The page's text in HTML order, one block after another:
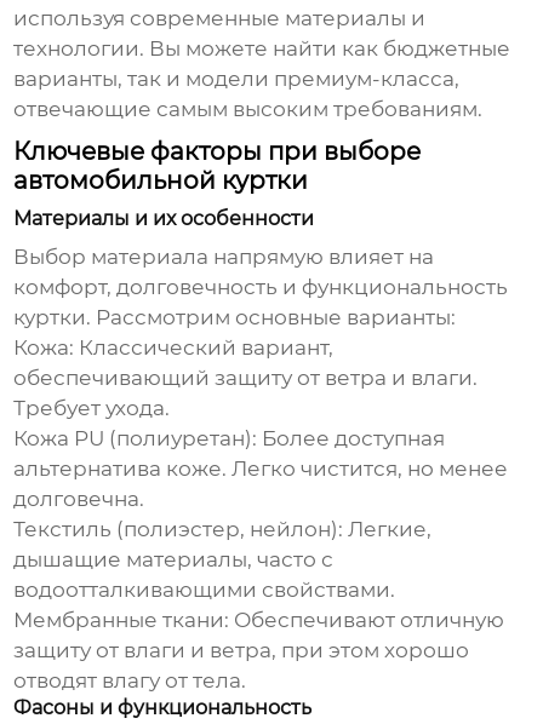
используя современные материалы и
технологии. Вы можете найти как бюджетные
варианты, так и модели премиум-класса,
отвечающие самым высоким требованиям.
Ключевые факторы при выборе
автомобильной куртки
Материалы и их особенности
Выбор материала напрямую влияет на
комфорт, долговечность и функциональность
куртки. Рассмотрим основные варианты:
Кожа: Классический вариант,
обеспечивающий защиту от ветра и влаги.
Требует ухода.
Кожа PU (полиуретан): Более доступная
альтернатива коже. Легко чистится, но менее
долговечна.
Текстиль (полиэстер, нейлон): Легкие,
дышащие материалы, часто с
водоотталкивающими свойствами.
Мембранные ткани: Обеспечивают отличную
защиту от влаги и ветра, при этом хорошо
отводят влагу от тела.
Фасоны и функциональность